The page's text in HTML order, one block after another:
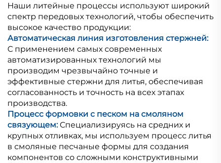
Наши литейные процессы используют широкий
спектр передовых технологий, чтобы обеспечить
высокое качество продукции:
Автоматическая линия изготовления стержней:
С применением самых современных
автоматизированных технологий мы
производим чрезвычайно точные и
эффективные стержни для литья, обеспечивая
согласованность и точность на всех этапах
производства.
Процесс формовки с песком на смоляном
связующем: Специализируясь на средних и
крупных отливках, мы используем процесс литья
в смоляные песчаные формы для создания
компонентов со сложными конструктивными